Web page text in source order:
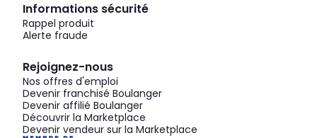
Informations sécurité
Rappel produit
Alerte fraude
Rejoignez-nous
Nos offres d'emploi
Devenir franchisé Boulanger
Devenir affilié Boulanger
Découvrir la Marketplace
Devenir vendeur sur la Marketplace